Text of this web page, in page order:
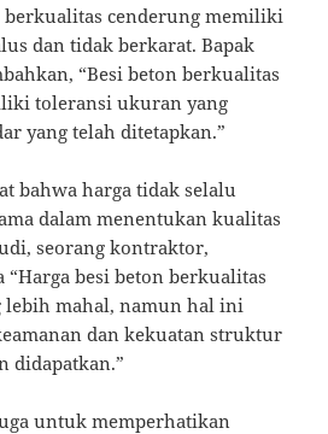
berkualitas cenderung memiliki
dan tidak berkarat. Bapak
“Besi beton berkualitas
toleransi ukuran yang
yang telah ditetapkan.”
bahwa harga tidak selalu
dalam menentukan kualitas
seorang kontraktor,
besi beton berkualitas
lebih mahal, namun hal ini
dan kekuatan struktur
didapatkan.”
untuk memperhatikan